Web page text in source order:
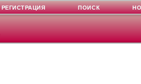
РЕГИСТРАЦИЯ ПОИСК